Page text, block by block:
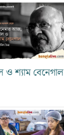
শ্যাম বেনেগাল